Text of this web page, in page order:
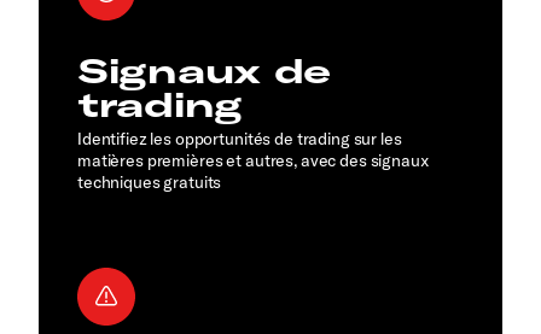
Signaux de
trading
Identifiez les opportunités de trading sur les
matières premières et autres, avec des signaux
techniques gratuits